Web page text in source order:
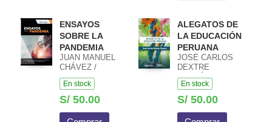
ENSAYOS
SOBRE LA
PANDEMIA
JUAN MANUEL
CHÁVEZ /
GIANCARLA DI
LAURA / FÉLIX
COLINA / JORGE
PAREDES LAOS
/ RAFAEL DURÁN
En stock
S/ 50.00
ALEGATOS DE
LA EDUCACIÓN
PERUANA
JOSÉ CARLOS
DEXTRE
CHACÓN
En stock
S/ 50.00